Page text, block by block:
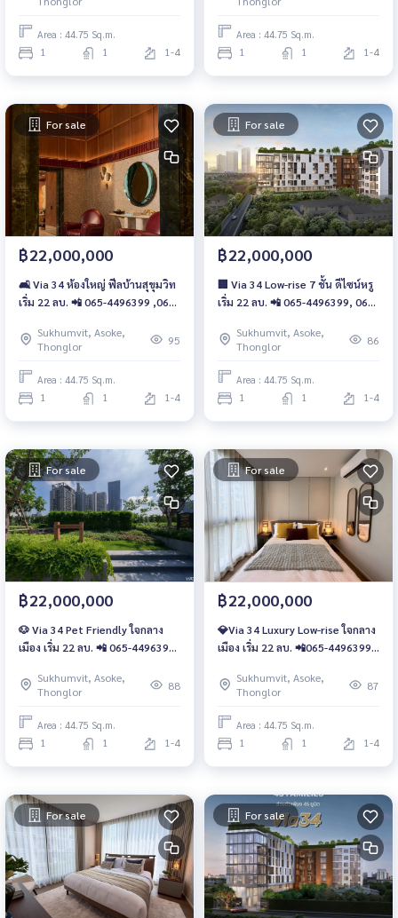
Area : 44.75 Sq.m.
1 1 1-4
Area : 44.75 Sq.m.
1 1 1-4
For sale
฿22,000,000
🛋 Via 34 ห้องใหญ่ ฟีลบ้านสุขุมวิท
เริ่ม 22 ลบ. 📲 065-4496399 ,065-
Sukhumvit, Asoke,
Thonglor
95
Area : 44.75 Sq.m.
1 1 1-4
For sale
฿22,000,000
🏢 Via 34 Low-rise 7 ชั้น ดีไซน์หรู
เริ่ม 22 ลบ. 📲 065-4496399, 065-
Sukhumvit, Asoke,
Thonglor
86
Area : 44.75 Sq.m.
1 1 1-4
For sale
฿22,000,000
🐶 Via 34 Pet Friendly ใจกลาง
เมือง เริ่ม 22 ลบ. 📲 065-4496399,
Sukhumvit, Asoke,
Thonglor
88
Area : 44.75 Sq.m.
1 1 1-4
For sale
฿22,000,000
💎Via 34 Luxury Low-rise ใจกลาง
เมือง เริ่ม 22 ลบ. 📲065-4496399,
Sukhumvit, Asoke,
Thonglor
87
Area : 44.75 Sq.m.
1 1 1-4
For sale For sale